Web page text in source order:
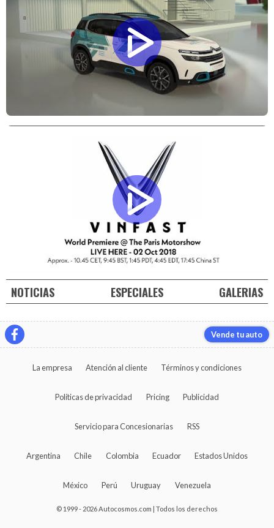
NOTICIAS ESPECIALES GALERIAS
Vende tu auto
La empresa Atención al cliente Términos y condiciones
Políticas de privacidad Pricing Publicidad
Servicio para Concesionarias RSS
Argentina Chile Colombia Ecuador Estados Unidos
México Perú Uruguay Venezuela
© 1999 - 2026 Autocosmos.com | Todos los derechos